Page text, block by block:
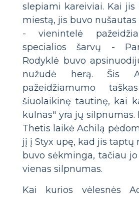
slepiami kareiviai. Kai
miestą, jis buvo
- vienintelė
specialios šarvų -
Rodyklė buvo
nužudė herą. Šis
pažeidžiamumo
šiuolaikinę tautinę, kai
kulnas" yra jų silpnumas.
Thetis laikė Achilą
jį į Styx upę, kad jis taptų
buvo sėkminga, tačiau
vienas silpnumas.
Kai kurios vėlesnės